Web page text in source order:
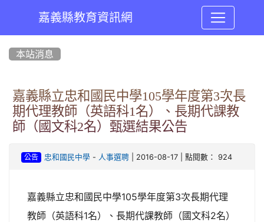
嘉義縣教育資訊網
本站消息
嘉義縣立忠和國民中學105學年度第3次長
期代理教師（英語科1名）、長期代課教
師（國文科2名）甄選結果公告
公告 忠和國民中學- 人事選聘| 2016-08-17 | 點閱數： 924
嘉義縣立忠和國民中學105學年度第3次長期代理
教師（英語科1名）、長期代課教師（國文科2名）